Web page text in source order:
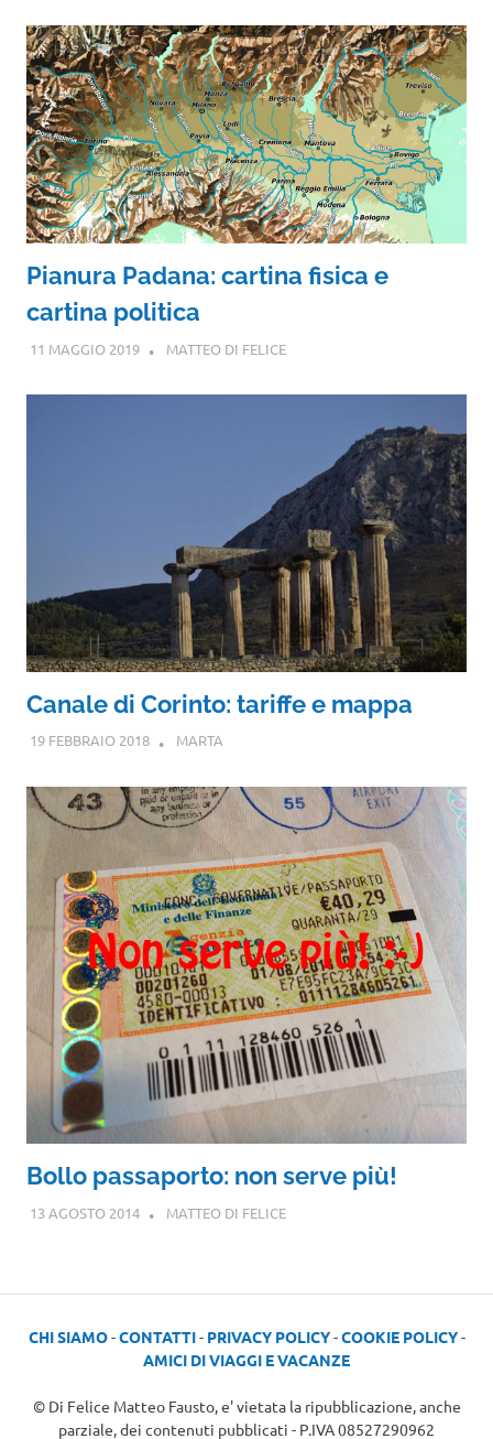
Pianura Padana: cartina fisica e
cartina politica
11 MAGGIO 2019 MATTEO DI FELICE
Canale di Corinto: tariffe e mappa
19 FEBBRAIO 2018 MARTA
Bollo passaporto: non serve più!
13 AGOSTO 2014 MATTEO DI FELICE
CHI SIAMO-CONTATTI- PRIVACY POLICY-COOKIE POLICY-
AMICI DI VIAGGI E VACANZE
© Di Felice Matteo Fausto, e' vietata la ripubblicazione, anche
parziale, dei contenuti pubblicati - P.IVA 08527290962